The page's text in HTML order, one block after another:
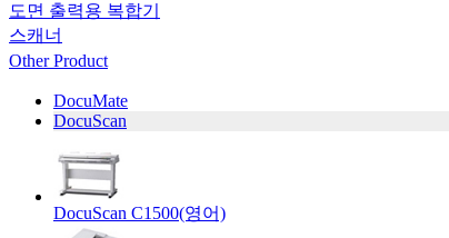
도면 출력용 복합기
스캐너
Other Product
DocuMate
DocuScan
DocuScan C1500(영어)